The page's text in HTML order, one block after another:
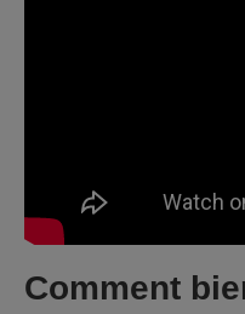
Comment